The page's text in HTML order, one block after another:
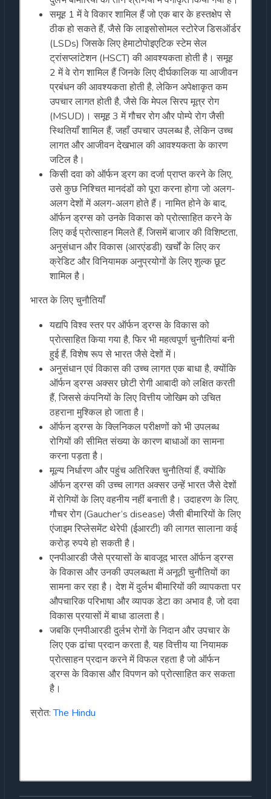
समूह 1 में वे विकार शामिल हैं जो एक बार के हस्तक्षेप से
ठीक हो सकते हैं, जैसे कि लाइसोसोमल स्टोरेज डिसऑर्डर
(LSDs) जिसके लिए हेमाटोपोइएटिक स्टेम सेल
ट्रांसप्लांटेशन (HSCT) की आवश्यकता होती है। समूह
2 में वे रोग शामिल हैं जिनके लिए दीर्घकालिक या आजीवन
प्रबंधन की आवश्यकता होती है, लेकिन अपेक्षाकृत कम
उपचार लागत होती है, जैसे कि मेपल सिरप मूत्र रोग
(MSUD)। समूह 3 में गौचर रोग और पोम्पे रोग जैसी
स्थितियाँ शामिल हैं, जहाँ उपचार उपलब्ध है, लेकिन उच्च
लागत और आजीवन देखभाल की आवश्यकता के कारण
जटिल है।
किसी दवा को ऑर्फन ड्रग का दर्जा प्राप्त करने के लिए,
उसे कुछ निश्चित मानदंडों को पूरा करना होगा जो अलग-
अलग देशों में अलग-अलग होते हैं। नामित होने के बाद,
ऑर्फन ड्रग्स को उनके विकास को प्रोत्साहित करने के
लिए कई प्रोत्साहन मिलते हैं, जिसमें बाजार की विशिष्टता,
अनुसंधान और विकास (आरएंडडी) खर्चों के लिए कर
क्रेडिट और विनियामक अनुप्रयोगों के लिए शुल्क छूट
शामिल है।
भारत के लिए चुनौतियाँ
यद्यपि विश्व स्तर पर ऑर्फन ड्रग्स के विकास को
प्रोत्साहित किया गया है, फिर भी महत्वपूर्ण चुनौतियां बनी
हुई हैं, विशेष रूप से भारत जैसे देशों में।
अनुसंधान एवं विकास की उच्च लागत एक बाधा है, क्योंकि
ऑर्फन ड्रग्स अक्सर छोटी रोगी आबादी को लक्षित करती
हैं, जिससे कंपनियों के लिए वित्तीय जोखिम को उचित
ठहराना मुश्किल हो जाता है।
ऑर्फन ड्रग्स के क्लिनिकल परीक्षणों को भी उपलब्ध
रोगियों की सीमित संख्या के कारण बाधाओं का सामना
करना पड़ता है।
मूल्य निर्धारण और पहुंच अतिरिक्त चुनौतियां हैं, क्योंकि
ऑर्फन ड्रग्स की उच्च लागत अक्सर उन्हें भारत जैसे देशों
में रोगियों के लिए वहनीय नहीं बनाती है। उदाहरण के लिए,
गौचर रोग (Gaucher’s disease) जैसी बीमारियों के लिए
एंजाइम रिप्लेसमेंट थेरेपी (ईआरटी) की लागत सालाना कई
करोड़ रुपये हो सकती है।
एनपीआरडी जैसे प्रयासों के बावजूद भारत ऑर्फन ड्रग्स
के विकास और उनकी उपलब्धता में अनूठी चुनौतियों का
सामना कर रहा है। देश में दुर्लभ बीमारियों की व्यापकता पर
औपचारिक परिभाषा और व्यापक डेटा का अभाव है, जो दवा
विकास प्रयासों में बाधा डालता है।
जबकि एनपीआरडी दुर्लभ रोगों के निदान और उपचार के
लिए एक ढांचा प्रदान करता है, यह वित्तीय या नियामक
प्रोत्साहन प्रदान करने में विफल रहता है जो ऑर्फन
ड्रग्स के विकास और विपणन को प्रोत्साहित कर सकता
है।
स्रोत:The Hindu